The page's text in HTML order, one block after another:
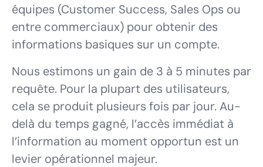
équipes (Customer Success, Sales Ops ou
entre commerciaux) pour obtenir des
informations basiques sur un compte.
Nous estimons un gain de 3 à 5 minutes par
requête. Pour la plupart des utilisateurs,
cela se produit plusieurs fois par jour. Au-
delà du temps gagné, l’accès immédiat à
l’information au moment opportun est un
levier opérationnel majeur.